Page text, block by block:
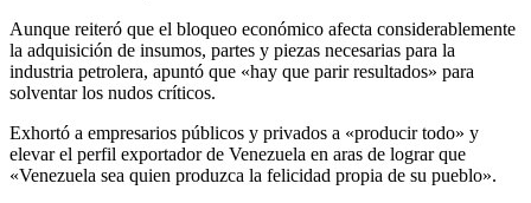
Aunque reiteró que el bloqueo económico afecta considerablemente
la adquisición de insumos, partes y piezas necesarias para la
industria petrolera, apuntó que «hay que parir resultados» para
solventar los nudos críticos.
Exhortó a empresarios públicos y privados a «producir todo» y
elevar el perfil exportador de Venezuela en aras de lograr que
«Venezuela sea quien produzca la felicidad propia de su pueblo».